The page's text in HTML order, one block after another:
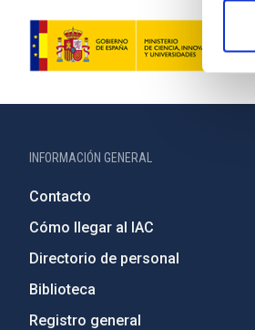
INFORMACIÓN GENERAL
Contacto
Cómo llegar al IAC
Directorio de personal
Biblioteca
Registro general